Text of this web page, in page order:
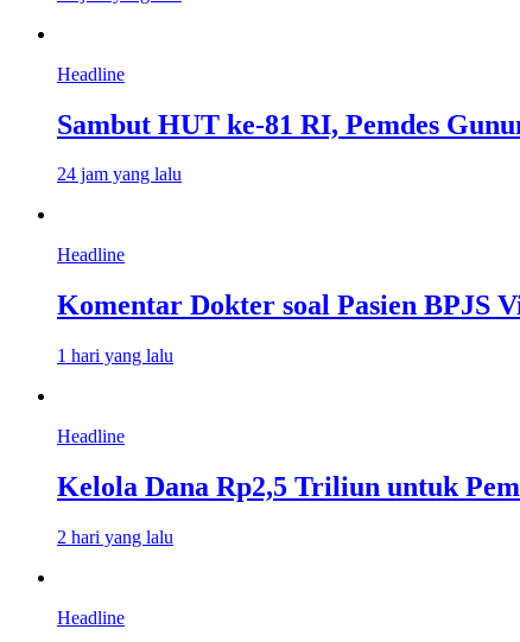
Headline
Sambut HUT ke-81 RI, Pemdes
24 jam yang lalu
Headline
Komentar Dokter soal Pasien BPJS
1 hari yang lalu
Headline
Kelola Dana Rp2,5 Triliun untuk
2 hari yang lalu
Headline